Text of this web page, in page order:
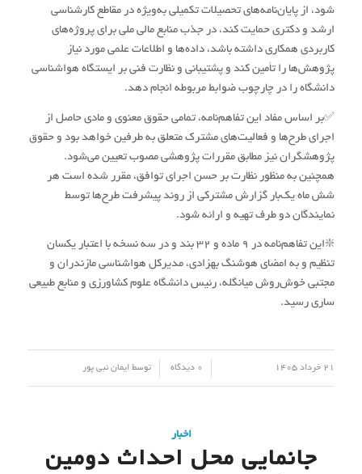
شود، از پایان‌نامه‌های تحصیلات تکمیلی به‌ویژه در مقاطع کارشناسی
ارشد و دکتری حمایت کند، در جذب منابع مالی ملی برای پروژه‌های
کاربردی همکاری داشته باشد، داده‌ها و اطلاعات علمی مورد نیاز
پژوهش‌ها را تأمین کند و پشتیبانی و نظارت فنی بر ایستگاه هواشناسی
دانشگاه را در چارچوب ضوابط مربوطه انجام دهد.
✅بر اساس مفاد این تفاهم‌نامه، تمامی حقوق معنوی و مادی حاصل از
اجرای طرح‌ها و فعالیت‌های مشترک متعلق به طرفین خواهد بود و حقوق
پژوهشگران نیز مطابق مقررات پژوهشی مصوب تعیین می‌شود.
همچنین به منظور نظارت بر حسن اجرای توافق، مقرر شده است هر
شش ماه یک‌بار گزارش مشترکی از روند پیشرفت طرح‌ها توسط
نمایندگان دو طرف تهیه و ارائه شود.
❇️این تفاهم‌نامه در ۹ ماده و ۳۲ بند و در سه نسخه با اعتبار یکسان
تنظیم و به امضای هوشنگ بهزادی، مدیرکل هواشناسی مازندران و
مجتبی خوش‌روش میانگله، رئیس دانشگاه علوم کشاورزی و منابع طبیعی
ساری رسید.
21 خرداد 1405 0 دیدگاه توسط ایمان نبی پور
اخبار
جانمایی محل احداث دومین